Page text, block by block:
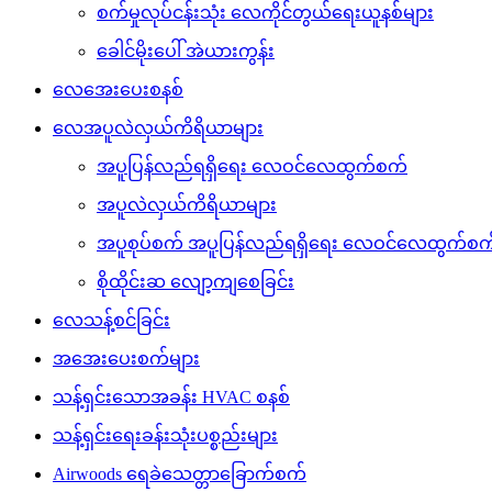
စက်မှုလုပ်ငန်းသုံး လေကိုင်တွယ်ရေးယူနစ်များ
ခေါင်မိုးပေါ် အဲယားကွန်း
လေအေးပေးစနစ်
လေအပူလဲလှယ်ကိရိယာများ
အပူပြန်လည်ရရှိရေး လေဝင်လေထွက်စက်
အပူလဲလှယ်ကိရိယာများ
အပူစုပ်စက် အပူပြန်လည်ရရှိရေး လေဝင်လေထွက်စ
စိုထိုင်းဆ လျော့ကျစေခြင်း
လေသန့်စင်ခြင်း
အအေးပေးစက်များ
သန့်ရှင်းသောအခန်း HVAC စနစ်
သန့်ရှင်းရေးခန်းသုံးပစ္စည်းများ
Airwoods ရေခဲသေတ္တာခြောက်စက်